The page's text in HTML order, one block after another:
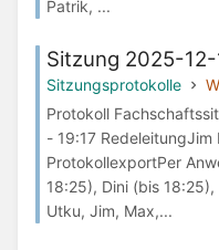
Patrik, ...
Sitzung 2025-
Sitzungsprotokolle
Protokoll
- 19:17
ProtokollexportPer
18:25), Dini (bis
Utku, Jim, Max,...